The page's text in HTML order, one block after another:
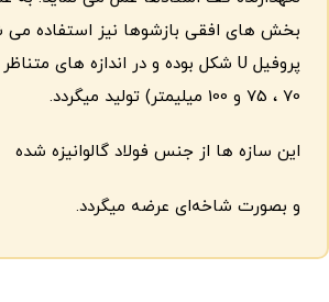
بخش های افقی بازشوها نیز استفاده می
70 ، 75 و 100 میلیمتر) تولید میگردد.
این سازه ها از جنس فولاد گالوانیزه شده
و بصورت شاخه‌ای عرضه میگردد.